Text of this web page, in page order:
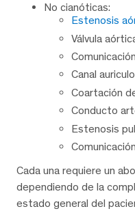
No cianóticas:
Estenosis
Válvula
Canal
Coartación
Conducto
Estenosis
Cada una requiere un
dependiendo de la
estado general del